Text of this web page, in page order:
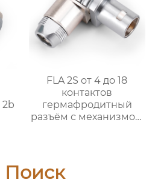
FLA 2S от 4 до 18
контактов
гермафродитный
разъём с механизмом
Поиск